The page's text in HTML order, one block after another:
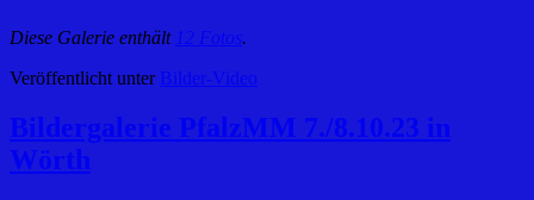
Diese Galerie enthält 12 Fotos.
Veröffentlicht unter Bilder-Video
Bildergalerie PfalzMM 7./8.10.23 in
Wörth